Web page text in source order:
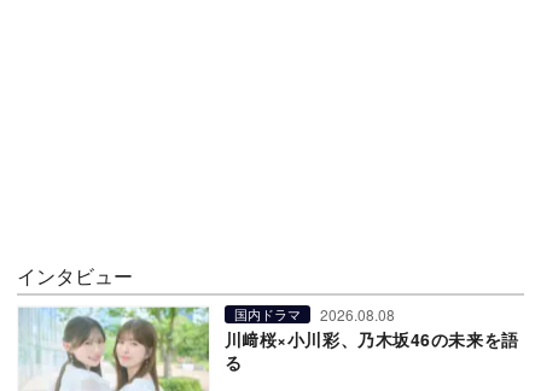
インタビュー
国内ドラマ 2026.08.08
川﨑桜×小川彩、乃木坂46の未来を語
る